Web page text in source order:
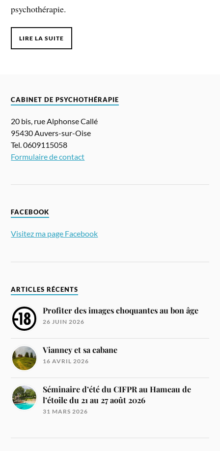
psychothérapie.
LIRE LA SUITE
CABINET DE PSYCHOTHÉRAPIE
20 bis, rue Alphonse Callé
95430 Auvers-sur-Oise
Tel. 0609115058
Formulaire de contact
FACEBOOK
Visitez ma page Facebook
ARTICLES RÉCENTS
Profiter des images choquantes au bon âge
26 JUIN 2026
Vianney et sa cabane
16 AVRIL 2026
Séminaire d’été du CIFPR au Hameau de
l’étoile du 21 au 27 août 2026
31 MARS 2026